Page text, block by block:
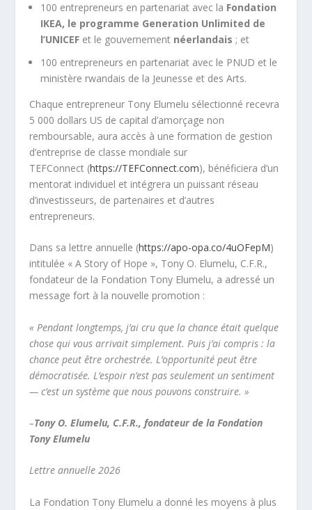
100 entrepreneurs en partenariat avec la Fondation
IKEA, le programme Generation Unlimited de
l’UNICEF et le gouvernement néerlandais ; et
100 entrepreneurs en partenariat avec le PNUD et le
ministère rwandais de la Jeunesse et des Arts.
Chaque entrepreneur Tony Elumelu sélectionné recevra
5 000 dollars US de capital d’amorçage non
remboursable, aura accès à une formation de gestion
d’entreprise de classe mondiale sur
TEFConnect (https://TEFConnect.com), bénéficiera d’un
mentorat individuel et intégrera un puissant réseau
d’investisseurs, de partenaires et d’autres
entrepreneurs.
Dans sa lettre annuelle (https://apo-opa.co/4uOFepM)
intitulée « A Story of Hope », Tony O. Elumelu, C.F.R.,
fondateur de la Fondation Tony Elumelu, a adressé un
message fort à la nouvelle promotion :
« Pendant longtemps, j’ai cru que la chance était quelque
chose qui vous arrivait simplement. Puis j’ai compris : la
chance peut être orchestrée. L’opportunité peut être
démocratisée. L’espoir n’est pas seulement un sentiment
— c’est un système que nous pouvons construire. »
–Tony O. Elumelu, C.F.R., fondateur de la Fondation
Tony Elumelu
Lettre annuelle 2026
La Fondation Tony Elumelu a donné les moyens à plus